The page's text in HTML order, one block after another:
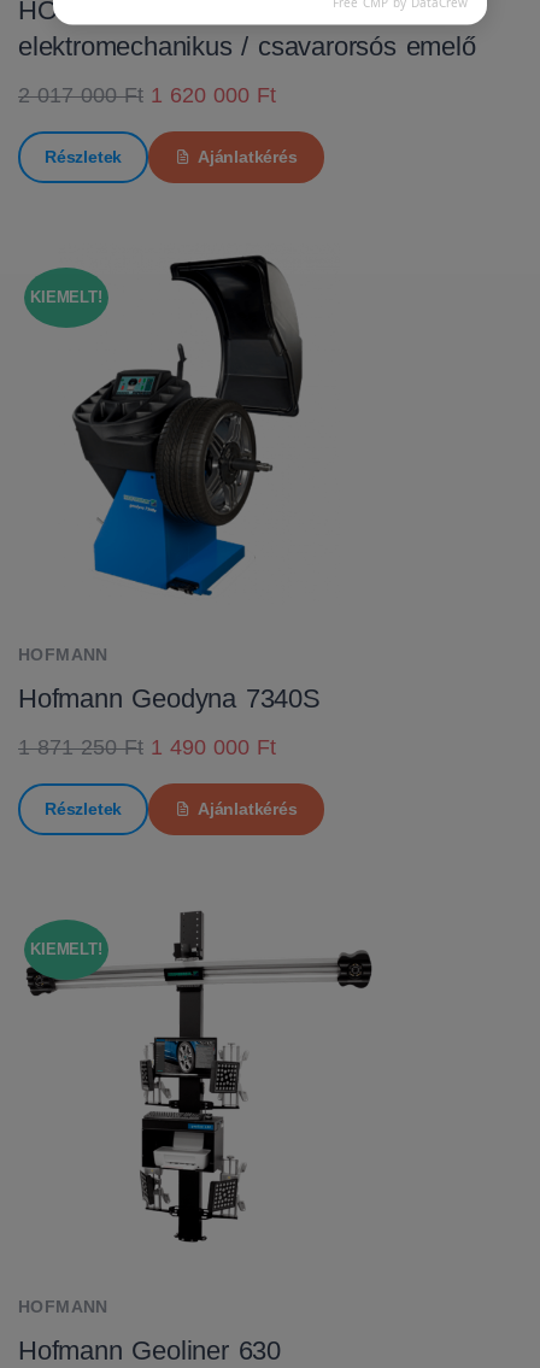
HOFMANN MTF 3000 C
elektromechanikus / csavarorsós emelő
2 017 000 Ft 1 620 000 Ft
Részletek Ajánlatkérés
KIEMELT!
HOFMANN
Hofmann Geodyna 7340S
1 871 250 Ft 1 490 000 Ft
Részletek Ajánlatkérés
KIEMELT!
HOFMANN
Hofmann Geoliner 630